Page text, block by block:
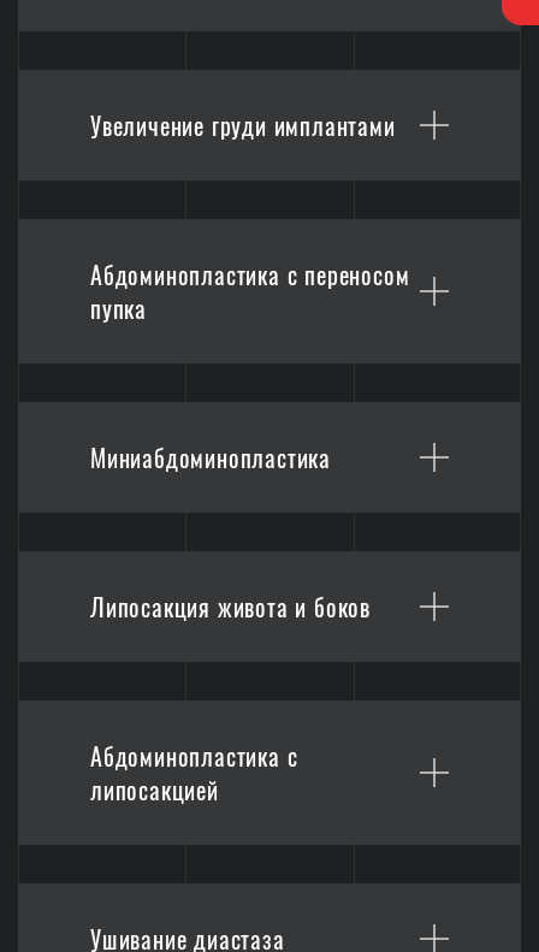
Увеличение груди имплантами
Абдоминопластика с переносом
пупка
Миниабдоминопластика
Липосакция живота и боков
Абдоминопластика с
липосакцией
Ушивание диастаза